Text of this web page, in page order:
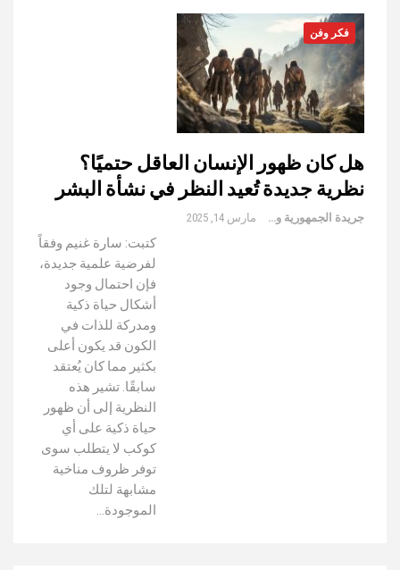
فكر وفن
هل كان ظهور الإنسان العاقل حتميًا؟
نظرية جديدة تُعيد النظر في نشأة البشر
جريدة الجمهورية والعالم مارس 14, 2025
كتبت: سارة غنيم وفقاً
لفرضية علمية جديدة،
فإن احتمال وجود
أشكال حياة ذكية
ومدركة للذات في
الكون قد يكون أعلى
بكثير مما كان يُعتقد
سابقًا. تشير هذه
النظرية إلى أن ظهور
حياة ذكية على أي
كوكب لا يتطلب سوى
توفر ظروف مناخية
مشابهة لتلك
الموجودة…